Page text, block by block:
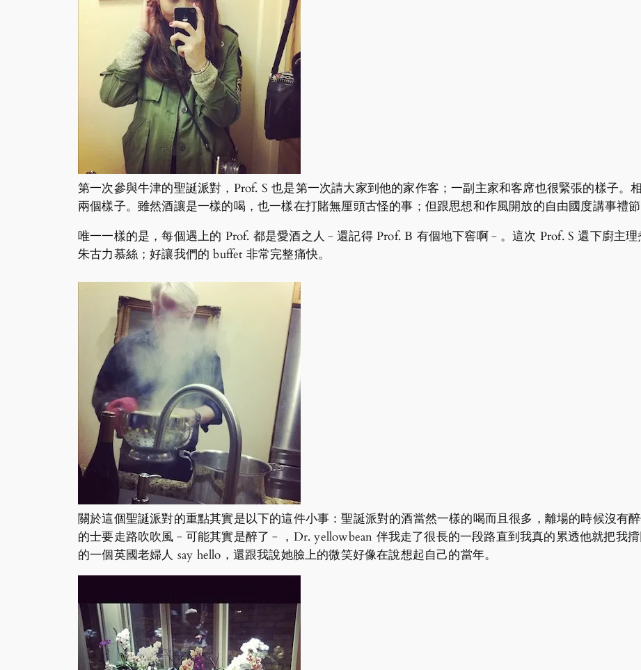
第一次參與牛津的聖誕派對，Prof. S 也是第一次請大家到他的家作客；一副主家和客席也很緊張的樣子。
兩個樣子。雖然酒讓是一樣的喝，也一樣在打賭無厘頭古怪的事；但跟思想和作風開放的自由國度講事禮
唯一一樣的是，每個遇上的 Prof. 都是愛酒之人﹣還記得 Prof. B 有個地下窖啊﹣。這次 Prof. S 還下廚主
朱古力慕絲；好讓我們的 buffet 非常完整痛快。
關於這個聖誕派對的重點其實是以下的這件小事：聖誕派對的酒當然一樣的喝而且很多，離場的時候沒有
的士要走路吹吹風﹣可能其實是醉了﹣，Dr. yellowbean 伴我走了很長的一段路直到我真的累透他就把我
的一個英國老婦人 say hello，還跟我說她臉上的微笑好像在說想起自己的當年。